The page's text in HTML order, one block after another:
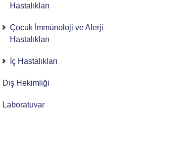
Hastalıkları
Çocuk İmmünoloji ve Alerji
Hastalıkları
İç Hastalıkları
Diş Hekimliği
Laboratuvar